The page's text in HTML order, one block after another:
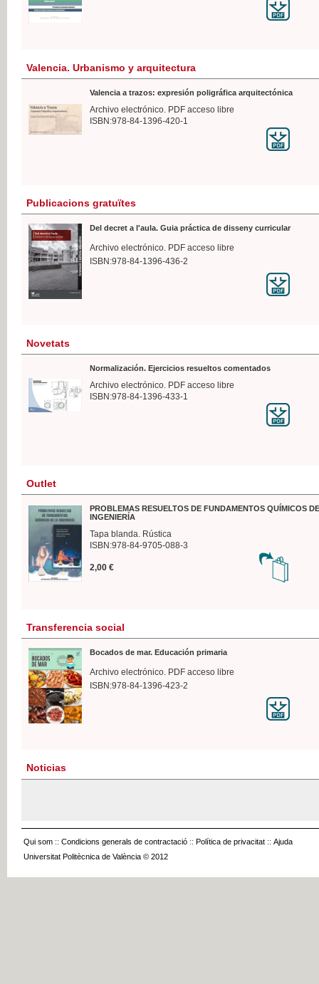
Valencia. Urbanismo y arquitectura
Valencia a trazos: expresión poligráfica arquitectónica
Archivo electrónico. PDF acceso libre
ISBN:978-84-1396-420-1
Publicacions gratuïtes
Del decret a l'aula. Guia práctica de disseny curricular
Archivo electrónico. PDF acceso libre
ISBN:978-84-1396-436-2
Novetats
Normalización. Ejercicios resueltos comentados
Archivo electrónico. PDF acceso libre
ISBN:978-84-1396-433-1
Outlet
PROBLEMAS RESUELTOS DE FUNDAMENTOS QUÍMICOS
INGENIERÍA
Tapa blanda. Rústica
ISBN:978-84-9705-088-3
2,00 €
Transferencia social
Bocados de mar. Educación primaria
Archivo electrónico. PDF acceso libre
ISBN:978-84-1396-423-2
Noticias
Qui som :: Condicions generals de contractació :: Política de privacitat :: Ajuda
Universitat Politècnica de València © 2012